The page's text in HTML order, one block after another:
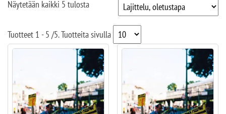
Näytetään kaikki 5 tulosta
Tuotteet 1 - 5 /5. Tuotteita sivulla